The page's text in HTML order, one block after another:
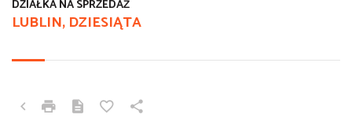
LUBLIN, DZIESIĄTA
DZIAŁKA NA SPRZEDAŻ